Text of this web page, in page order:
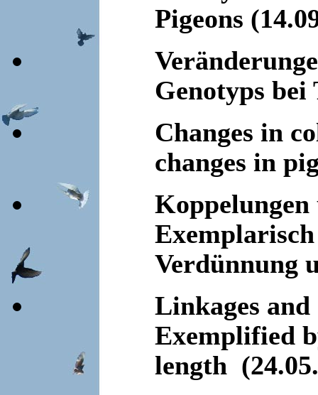
Pigeons
Genotyps bei
Changes in
changes in
Koppelungen
Verdünnung
Linkages and
Exemplified
length